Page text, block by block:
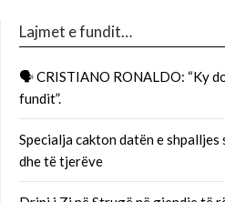
Lajmet e fundit…
🗣 CRISTIANO RONALDO: “Ky
fundit”.
Specialja cakton datën e
dhe të tjerëve